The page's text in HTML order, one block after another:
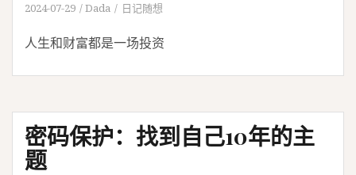
2024-07-29 Dada 日记随想
人生和财富都是一场投资
密码保护：找到自己10年的主
题